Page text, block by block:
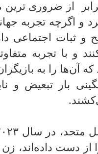
از ضروری ترین
و اگرچه تجربه
ثبات اجتماعی
و با تجربه
آن‌ها را به
بار تبعیض و
دست داده‌اند،